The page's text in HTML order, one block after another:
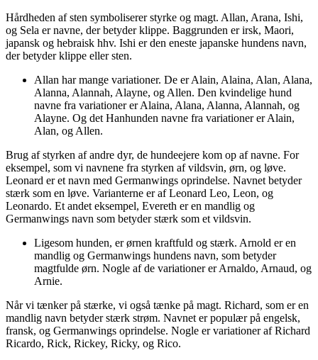
Hårdheden af sten symboliserer styrke og magt. Allan, Arana, Ishi,
og Sela er navne, der betyder klippe. Baggrunden er irsk, Maori,
japansk og hebraisk hhv. Ishi er den eneste japanske hundens navn,
der betyder klippe eller sten.
Allan har mange variationer. De er Alain, Alaina, Alan, Alana,
Alanna, Alannah, Alayne, og Allen. Den kvindelige hund
navne fra variationer er Alaina, Alana, Alanna, Alannah, og
Alayne. Og det Hanhunden navne fra variationer er Alain,
Alan, og Allen.
Brug af styrken af andre dyr, de hundeejere kom op af navne. For
eksempel, som vi navnene fra styrken af vildsvin, ørn, og løve.
Leonard er et navn med Germanwings oprindelse. Navnet betyder
stærk som en løve. Varianterne er af Leonard Leo, Leon, og
Leonardo. Et andet eksempel, Evereth er en mandlig og
Germanwings navn som betyder stærk som et vildsvin.
Ligesom hunden, er ørnen kraftfuld og stærk. Arnold er en
mandlig og Germanwings hundens navn, som betyder
magtfulde ørn. Nogle af de variationer er Arnaldo, Arnaud, og
Arnie.
Når vi tænker på stærke, vi også tænke på magt. Richard, som er en
mandlig navn betyder stærk strøm. Navnet er populær på engelsk,
fransk, og Germanwings oprindelse. Nogle er variationer af Richard
Ricardo, Rick, Rickey, Ricky, og Rico.